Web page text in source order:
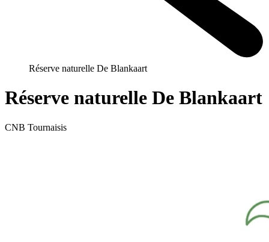
Réserve naturelle De Blankaart
Réserve naturelle De Blankaart
CNB Tournaisis